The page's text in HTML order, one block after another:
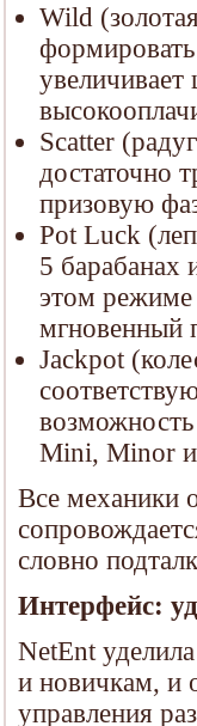
Wild
Scatter
достаточно
призовую
Pot Luck
5 барабанах
этом режиме
мгновенный
Jackpot
Mini, Minor
Все механики
словно
Интерфейс:
NetEnt
и новичкам, и
управления